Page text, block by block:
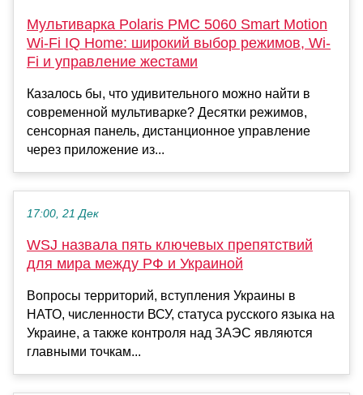
Мультиварка Polaris PMC 5060 Smart Motion
Wi-Fi IQ Home: широкий выбор режимов, Wi-
Fi и управление жестами
Казалось бы, что удивительного можно найти в
современной мультиварке? Десятки режимов,
сенсорная панель, дистанционное управление
через приложение из...
17:00, 21 Дек
WSJ назвала пять ключевых препятствий
для мира между РФ и Украиной
Вопросы территорий, вступления Украины в
НАТО, численности ВСУ, статуса русского языка на
Украине, а также контроля над ЗАЭС являются
главными точкам...